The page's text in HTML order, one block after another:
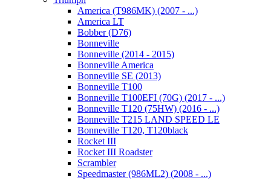
America (T986MK) (2007 - ...)
America LT
Bobber (D76)
Bonneville
Bonneville (2014 - 2015)
Bonneville America
Bonneville SE (2013)
Bonneville T100
Bonneville T100EFI (70G) (2017 - ...)
Bonneville T120 (75HW) (2016 - ...)
Bonneville T215 LAND SPEED LE
Bonneville T120, T120black
Rocket III
Rocket III Roadster
Scrambler
Speedmaster (986ML2) (2008 - ...)